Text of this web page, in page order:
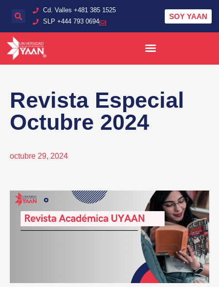
SOY YAAN
Cd. Valles +481 385 1525
SLP + 444 793 0694
Revista Especial
Octubre 2024
octubre 29, 2024